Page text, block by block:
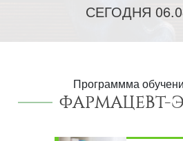
СЕГОДНЯ
Программма
ФАРМАЦЕВТ-